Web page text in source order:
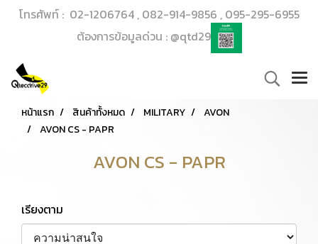
โทรศัพท์ : 02-1206764 , 082-914-9856 , 095-295-6955
ต้องการข้อมูลด่วน : @qtd29
หน้าแรก สินค้าทั้งหมด MILITARY
AVON
AVON CS - PAPR
AVON CS - PAPR
เรียงตาม